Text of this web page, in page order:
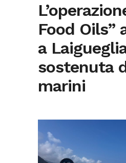
Food Oils”
a
sostenuta
marini